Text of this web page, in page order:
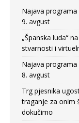
Najava programa
9. avgust
„Španska luda“
stvarnosti i
Najava programa
8. avgust
Trg pjesnika
traganje za onim
dokučimo